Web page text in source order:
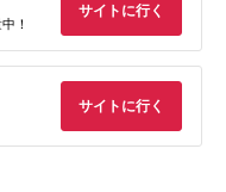
！
サイトに行く
サイトに行く